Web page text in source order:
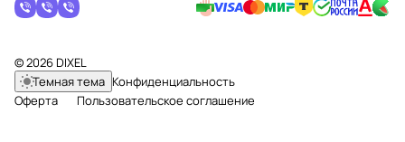
© 2026 DIXEL
Темная тема Конфиденциальность
Оферта
Пользовательское соглашение